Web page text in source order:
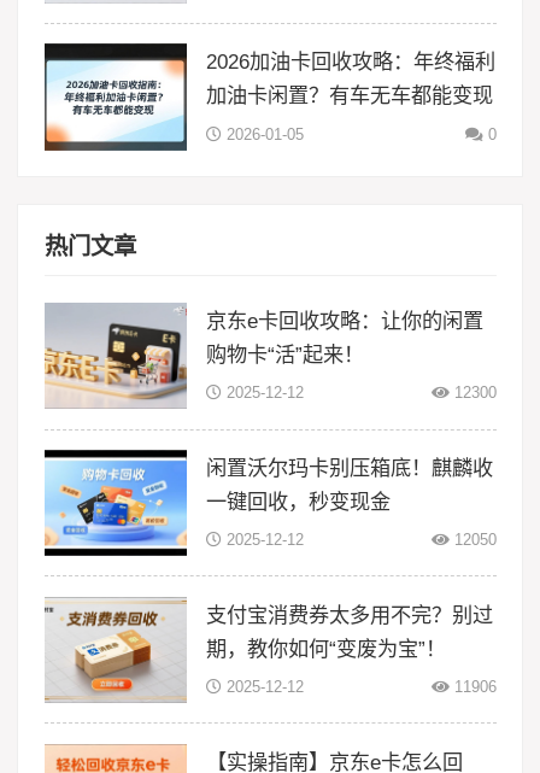
2026加油卡回收攻略：年终福利
加油卡闲置？有车无车都能变现
2026-01-05 0
热门文章
京东e卡回收攻略：让你的闲置
购物卡“活”起来！
2025-12-12 12300
闲置沃尔玛卡别压箱底！麒麟收
一键回收，秒变现金
2025-12-12 12050
支付宝消费券太多用不完？别过
期，教你如何“变废为宝”！
2025-12-12 11906
【实操指南】京东e卡怎么回